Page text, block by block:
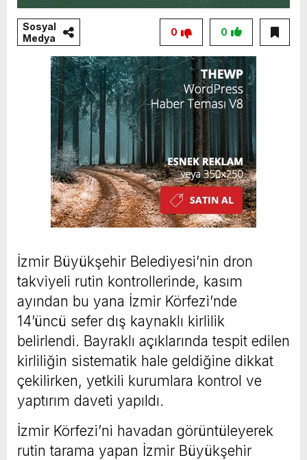
Sosyal
Medya
0
0
İzmir Büyükşehir Belediyesi’nin dron
takviyeli rutin kontrollerinde, kasım
ayından bu yana İzmir Körfezi’nde
14’üncü sefer dış kaynaklı kirlilik
belirlendi. Bayraklı açıklarında tespit edilen
kirliliğin sistematik hale geldiğine dikkat
çekilirken, yetkili kurumlara kontrol ve
yaptırım daveti yapıldı.
İzmir Körfezi’ni havadan görüntüleyerek
rutin tarama yapan İzmir Büyükşehir